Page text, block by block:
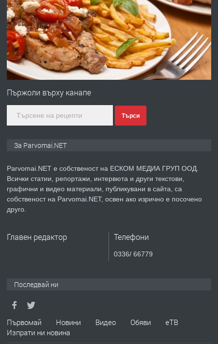
ПРЕДЛАГА Работа за общи работници
преди 1 година
ПРЕДЛАГА
Първи поход "По стъпките на Ангел
преди 1 година
ПРЕДЛАГА Уроци по Математика
ТЪРСИ
Пържоли върху канапе
Търси
За Parvomai.NET
Parvomai.NET е собственост на ЕСКОМ МЕДИА ГРУП ООД.
Всички статии, репортажи, интервюта и други текстови,
графични и видео материали, публикувани в сайта, са
собственост на Parvomai.NET, освен ако изрично е посочено
друго.
Главен редактор Телефони
0336/ 66779
Последвай ни
Първомай Новини Видео Обяви
еТВ
Изпрати ни новина